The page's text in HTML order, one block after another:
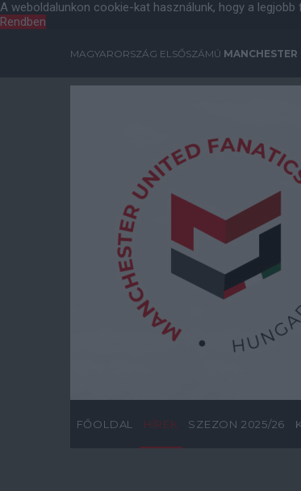
A weboldalunkon cookie-kat használunk, hogy a
Rendben
MAGYARORSZÁG ELSŐSZÁMÚ MANCHESTER
FŐOLDAL HÍREK SZEZON 2025/26